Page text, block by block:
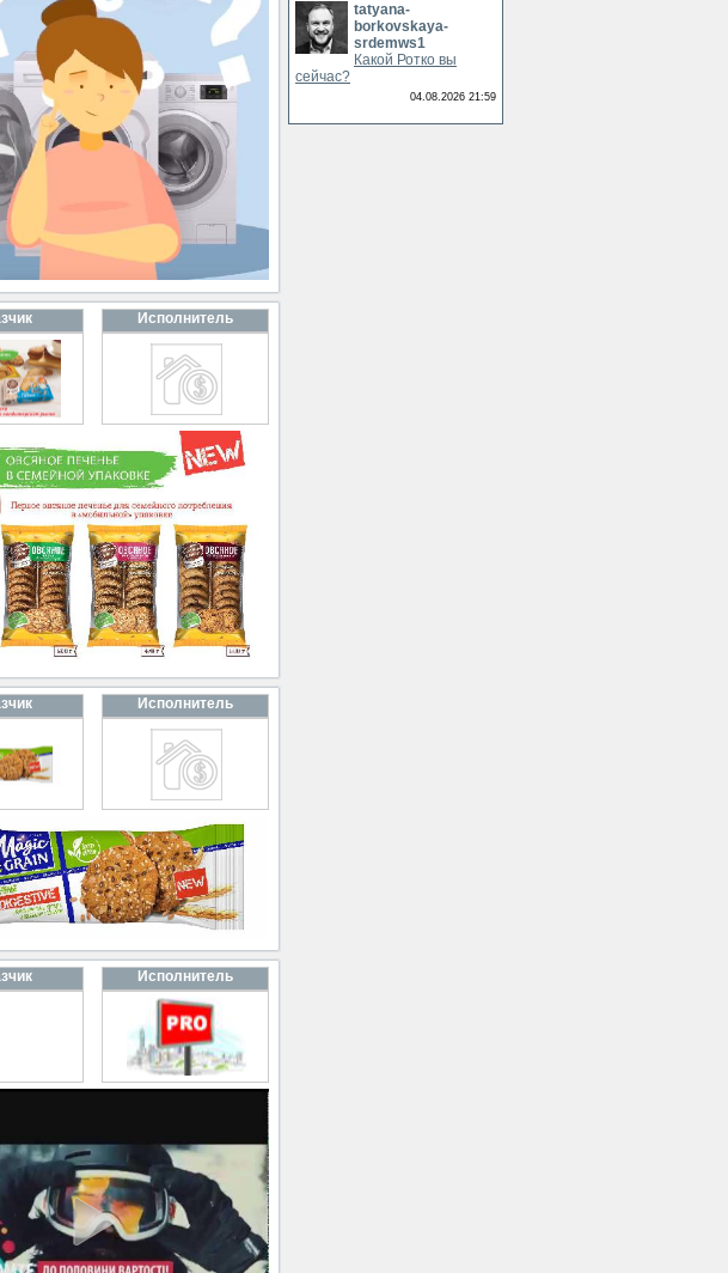
Исполнитель
Исполнитель
Исполнитель
tatyana-
borkovskaya-
srdemws1
Какой Ротко вы
сейчас?
04.08.2026 21:59